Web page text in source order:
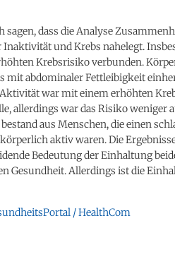
sagen, dass die Analyse
und Krebs nahelegt.
Krebsrisiko verbunden.
mit abdominaler Fettleibigkeit
war mit einem erhöhten
allerdings war das Risiko weniger
aus Menschen, die einen
aktiv waren. Die
Bedeutung der Einhaltung
Gesundheit. Allerdings ist die
/ HealthCom